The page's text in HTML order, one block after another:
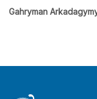
Gahryman